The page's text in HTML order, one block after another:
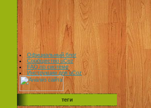
Официальный блог
Сообщество uCoz
FAQ по системе
Инструкции для uCoz
теги